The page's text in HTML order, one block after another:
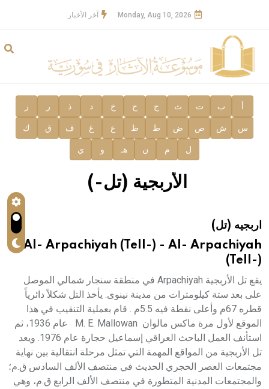
Monday, Aug 10, 2026 آخر الأخبار
أ ب ت ث ج ح خ د ذ ر ز
س ش ص ض ط ظ ع غ ف ق ك
ل م ن هـ و ي
الأربجية (تل-)
اربجيه (تل)
Al- Arpachiyah (Tell-) - Al- Arpachiyah
(Tell-)
يقع تل الأربجية Arpachiyah في منطقة سنجار شمالي الموصل
على بعد ستة كيلومترات من مدينة نينوى. يأخذ التل شكلاً دائرياً
قطره 67م وأعلى نقطة فيه 5.5م . قام بعملية التنقيب في هذا
الموقع لأول مرة ماكس مالوان M. E. Mallowan عام 1936، ثم
استأنف العمل الباحث العراقي إسماعيل حجارة عام 1976. ويعد
تل الأربجية من المواقع المهمة التي تمثل مرحلة انتقالية بين نهاية
مجتمعات العصر الحجري الحديث في منتصف الألف السادس ق.م؛
والمجتمعات المدنية المتطورة في منتصف الألف الرابع ق.م، وهي